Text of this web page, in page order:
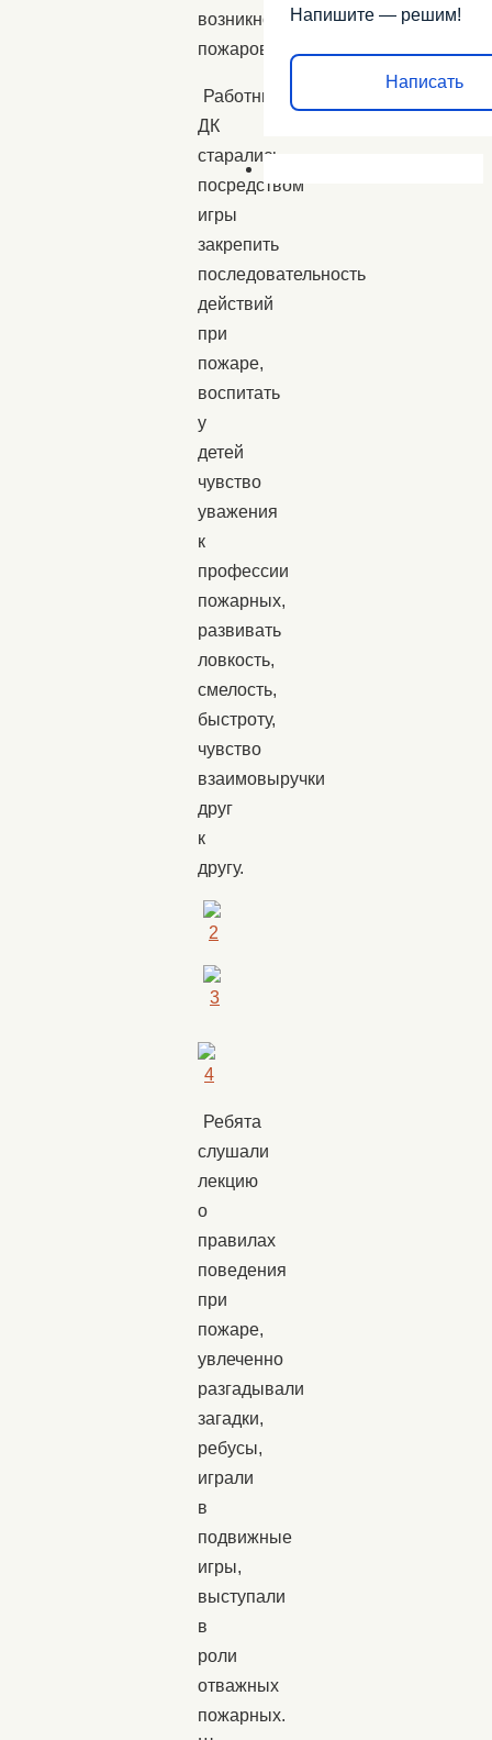
возникновения
пожаров.
Работники
ДК
старались
посредством
игры
закрепить
последовательность
действий
при
пожаре,
воспитать
у
детей
чувство
уважения
к
профессии
пожарных,
развивать
ловкость,
смелость,
быстроту,
чувство
взаимовыручки
друг
к
другу.
Ребята
слушали
лекцию
о
правилах
поведения
при
пожаре,
увлеченно
разгадывали
загадки,
ребусы,
играли
в
подвижные
игры,
выступали
в
роли
отважных
пожарных.
Напишите — решим!
Написать